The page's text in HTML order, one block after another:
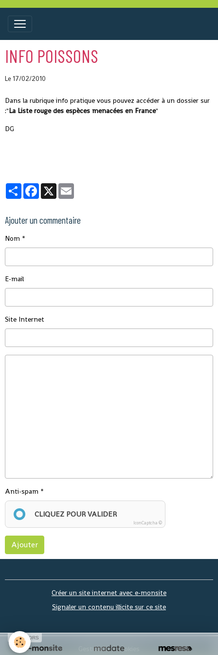
INFO POISSONS
Le 17/02/2010
Dans la rubrique info pratique vous pouvez accéder à un dossier sur
:"La Liste rouge des espèces menacées en France"
DG
PartagerFacebook
X
Ajouter un commentaire
Nom
E-mail
Site Internet
Anti-spam
CLIQUEZ POUR VALIDER
IconCaptcha ©
Ajouter
Créer un site internet avec e-monsite
Signaler un contenu illicite sur ce site
Gestion des cookies
SPONSORS